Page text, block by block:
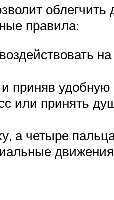
облегчить
правила:
приняв
или принять
а четыре
движения